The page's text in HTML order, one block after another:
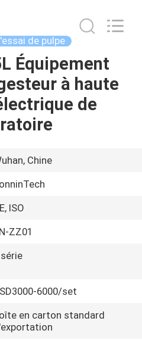
de pulpe
Équipement
à haute
de
Chine
ISO
ZZ01
6000/set
en carton standard